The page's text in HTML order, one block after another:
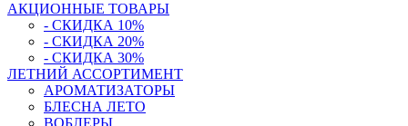
АКЦИОННЫЕ ТОВАРЫ
- СКИДКА 10%
- СКИДКА 20%
- СКИДКА 30%
ЛЕТНИЙ АССОРТИМЕНТ
АРОМАТИЗАТОРЫ
БЛЕСНА ЛЕТО
ВОБЛЕРЫ